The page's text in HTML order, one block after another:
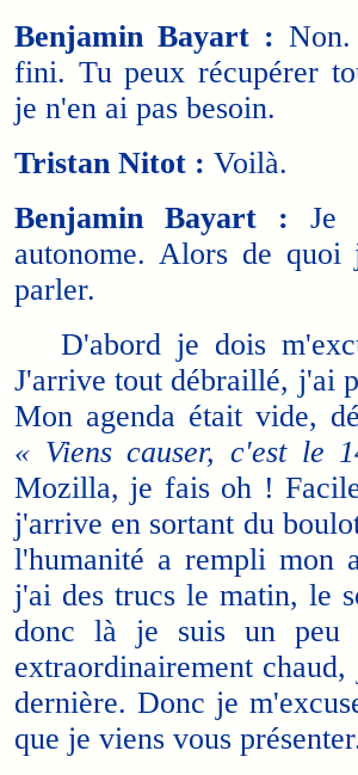
Benjamin Bayart :
fini. Tu peux récupérer
je n'en ai pas besoin.
Tristan Nitot : Voilà.
Benjamin Bayart : Je
autonome. Alors de quoi
parler.
D'abord je dois
J'arrive tout débraillé, j'ai
Mon agenda était vide,
« Viens causer, c'est le
Mozilla, je fais oh !
j'arrive en sortant du
l'humanité a rempli mon
j'ai des trucs le matin, le
donc là je suis un
extraordinairement
dernière. Donc je
que je viens vous